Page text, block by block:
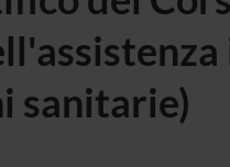
sanitarie)